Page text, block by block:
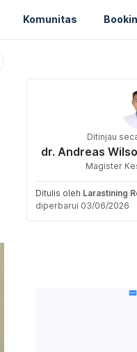
Komunitas
Ditinjau
dr. Andreas
Magister
Ditulis oleh Larastining
diperbarui 03/06/2026